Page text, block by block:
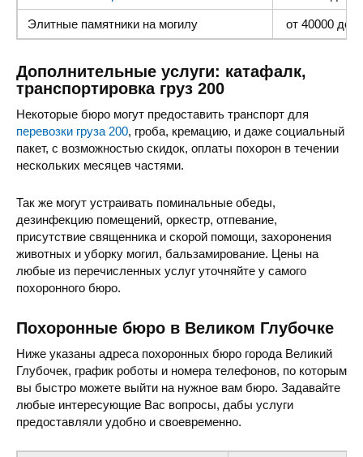
Элитные памятники на могилу от 40000 до
Дополнительные услуги: катафалк,
транспортировка груз 200
Некоторые бюро могут предоставить транспорт для
перевозки груза 200, гроба, кремацию, и даже социальный
пакет, с возможностью скидок, оплаты похорон в течении
нескольких месяцев частями.
Так же могут устраивать поминальные обеды,
дезинфекцию помещений, оркестр, отпевание,
присутствие священника и скорой помощи, захоронения
животных и уборку могил, бальзамирование. Цены на
любые из перечисленных услуг уточняйте у самого
похоронного бюро.
Похоронные бюро в Великом Глубочке
Ниже указаны адреса похоронных бюро города Великий
Глубочек, график роботы и номера телефонов, по которым
вы быстро можете выйти на нужное вам бюро. Задавайте
любые интересующие Вас вопросы, дабы услуги
предоставляли удобно и своевременно.